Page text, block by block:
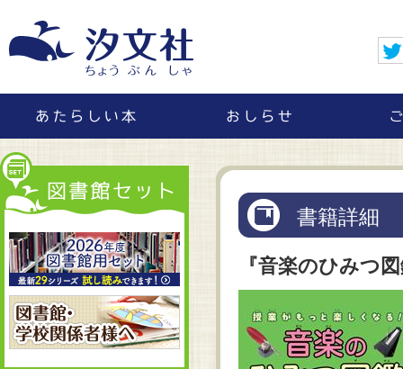
書籍詳細
『音楽のひみつ